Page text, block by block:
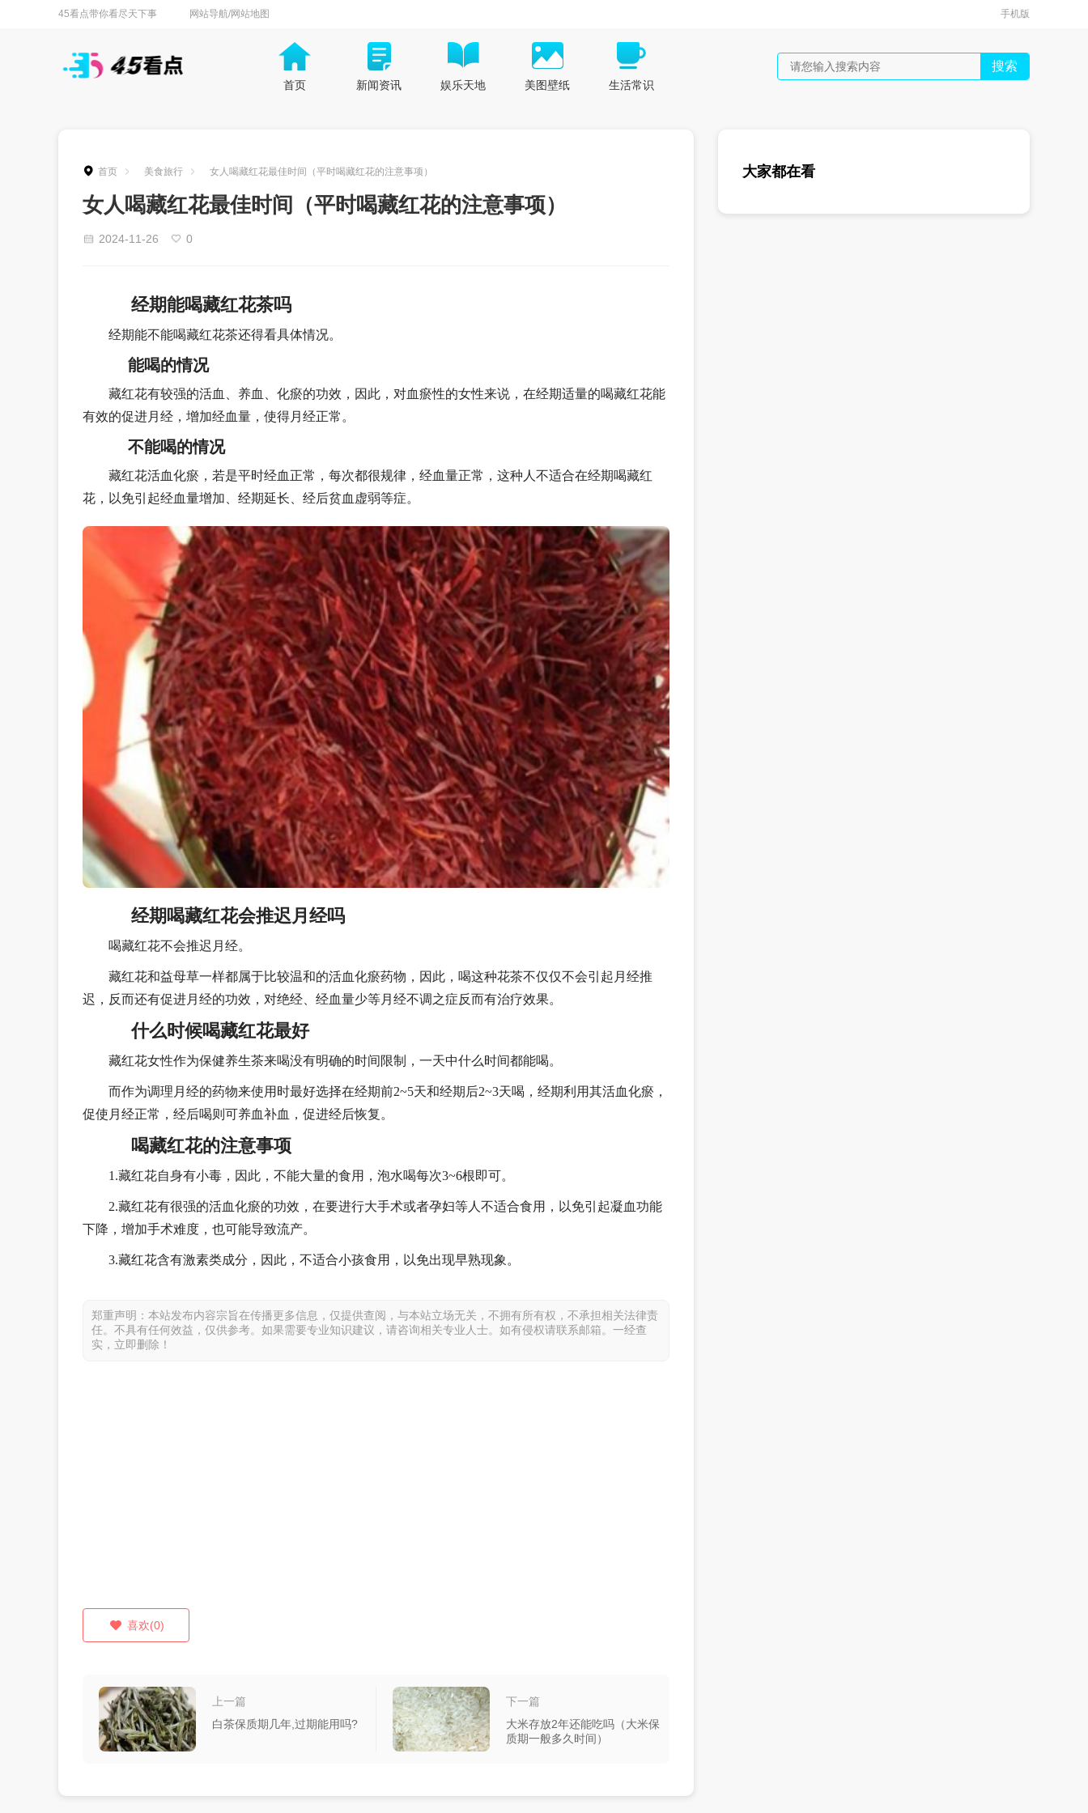
45看点带你看尽天下事 网站导航/网站地图 手机版
首页 新闻资讯 娱乐天地 美图壁纸 生活常识
搜索
首页 美食旅行 女人喝藏红花最佳时间（平时喝藏红花的注意事项）
女人喝藏红花最佳时间（平时喝藏红花的注意事项）
2024-11-26 0
经期能喝藏红花茶吗
经期能不能喝藏红花茶还得看具体情况。
能喝的情况
藏红花有较强的活血、养血、化瘀的功效，因此，对血瘀性的女性来说，在经期适量的喝藏红花能
有效的促进月经，增加经血量，使得月经正常。
不能喝的情况
藏红花活血化瘀，若是平时经血正常，每次都很规律，经血量正常，这种人不适合在经期喝藏红
花，以免引起经血量增加、经期延长、经后贫血虚弱等症。
经期喝藏红花会推迟月经吗
喝藏红花不会推迟月经。
藏红花和益母草一样都属于比较温和的活血化瘀药物，因此，喝这种花茶不仅仅不会引起月经推
迟，反而还有促进月经的功效，对绝经、经血量少等月经不调之症反而有治疗效果。
什么时候喝藏红花最好
藏红花女性作为保健养生茶来喝没有明确的时间限制，一天中什么时间都能喝。
而作为调理月经的药物来使用时最好选择在经期前2~5天和经期后2~3天喝，经期利用其活血化瘀，
促使月经正常，经后喝则可养血补血，促进经后恢复。
喝藏红花的注意事项
1.藏红花自身有小毒，因此，不能大量的食用，泡水喝每次3~6根即可。
2.藏红花有很强的活血化瘀的功效，在要进行大手术或者孕妇等人不适合食用，以免引起凝血功能
下降，增加手术难度，也可能导致流产。
3.藏红花含有激素类成分，因此，不适合小孩食用，以免出现早熟现象。
郑重声明：本站发布内容宗旨在传播更多信息，仅提供查阅，与本站立场无关，不拥有所有权，不承担相关法律责
任。不具有任何效益，仅供参考。如果需要专业知识建议，请咨询相关专业人士。如有侵权请联系邮箱。一经查
实，立即删除！
喜欢(0)
上一篇
白茶保质期几年,过期能用吗?
下一篇
大米存放2年还能吃吗（大米保
质期一般多久时间）
大家都在看